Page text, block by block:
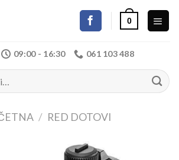
0
09:00 - 16:30 061 103 488
/ RED DOTOVI